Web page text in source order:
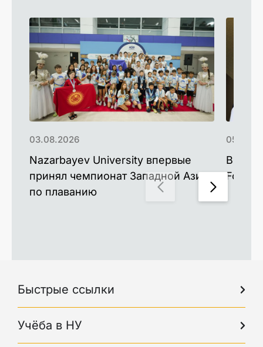
Nazarbayev University впервые
принял чемпионат Западной Азии
по плаванию
03.08.2026
Быстрые ссылки
Учёба в НУ